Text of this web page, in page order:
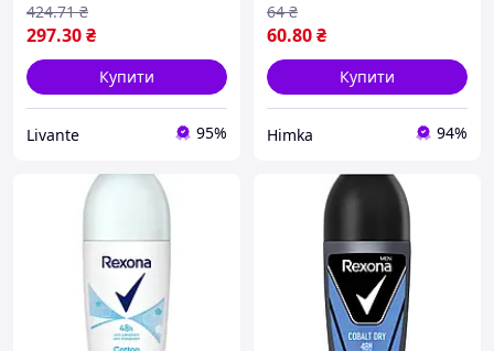
297.30₴
424.71 ₴
Купити
Livante 95%
60.80₴
64 ₴
Купити
Himka 94%